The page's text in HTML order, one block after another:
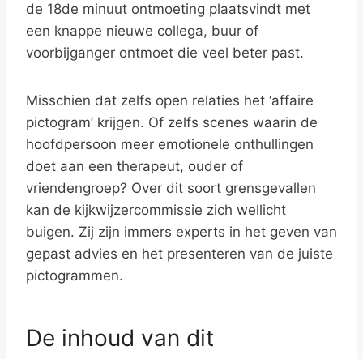
de 18de minuut ontmoeting plaatsvindt met
een knappe nieuwe collega, buur of
voorbijganger ontmoet die veel beter past.
Misschien dat zelfs open relaties het ‘affaire
pictogram’ krijgen. Of zelfs scenes waarin de
hoofdpersoon meer emotionele onthullingen
doet aan een therapeut, ouder of
vriendengroep? Over dit soort grensgevallen
kan de kijkwijzercommissie zich wellicht
buigen. Zij zijn immers experts in het geven van
gepast advies en het presenteren van de juiste
pictogrammen.
De inhoud van dit